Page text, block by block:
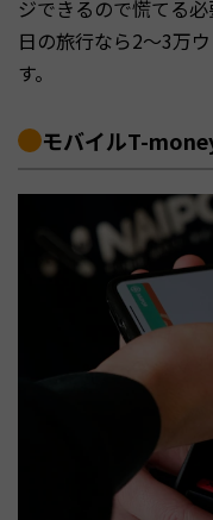
ジできるので慌てる
日の旅行なら2〜3万
す。
モバイルT-